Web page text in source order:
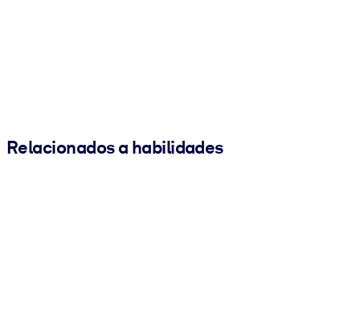
Relacionados a habilidades